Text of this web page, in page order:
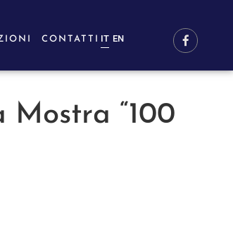
CONTATTI IT EN
“100